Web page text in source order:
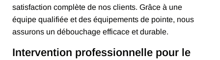
satisfaction complète de nos clients. Grâce à une
équipe qualifiée et des équipements de pointe, nous
assurons un débouchage efficace et durable.
Intervention professionnelle pour le